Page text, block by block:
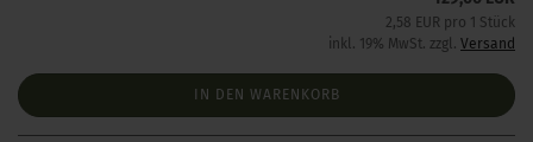
2,58 EUR pro 1 Stück
inkl. 19% MwSt. zzgl. Versand
IN DEN WARENKORB